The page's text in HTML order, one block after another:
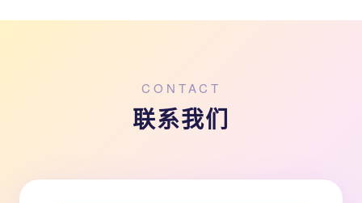
CONTACT
联系我们